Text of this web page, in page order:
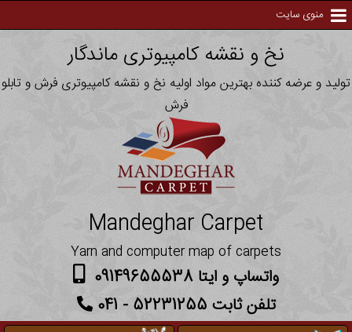
منوی سایت
نخ و نقشه کامپیوتری ماندگار
تولید و عرضه کننده بهترین مواد اولیه نخ و نقشه کامپیوتری فرش و تابلو
فرش
Mandeghar Carpet
Yarn and computer map of carpets
واتساپ و ایتا 09149655538
تلفن ثابت 52231255 - 041